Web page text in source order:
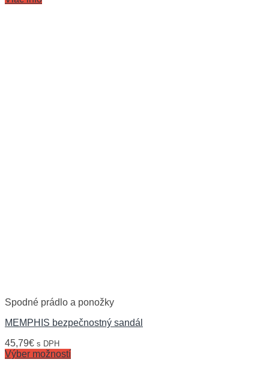
Spodné prádlo a ponožky
MEMPHIS bezpečnostný sandál
45,79€ s DPH
Výber možností